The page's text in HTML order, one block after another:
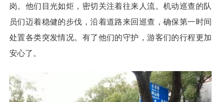
岗。他们目光如炬，密切关注着往来人流。机动巡查的队
员们迈着稳健的步伐，沿着道路来回巡查，确保第一时间
处置各类突发情况。有了他们的守护，游客们的行程更加
安心了。